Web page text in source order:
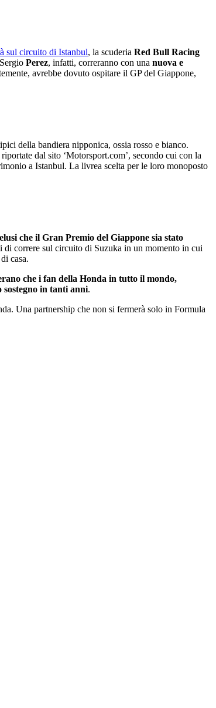
sul circuito di Istanbul, la scuderia Red Bull Racing
Perez, infatti, correranno con una nuova e
avrebbe dovuto ospitare il GP del Giappone,
della bandiera nipponica, ossia rosso e bianco.
dal sito ‘Motorsport.com’, secondo cui con la
a Istanbul. La livrea scelta per le loro monoposto
che il Gran Premio del Giappone sia stato
di correre sul circuito di Suzuka in un momento in cui
casa.
che i fan della Honda in tutto il mondo,
sostegno in tanti anni.
Una partnership che non si fermerà solo in Formula